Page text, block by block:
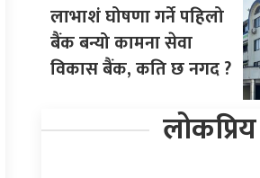
लाभाशं घोषणा गर्ने पहिलो
बैंक बन्यो कामना सेवा
विकास बैंक, कति छ नगद ?
लोकप्रिय